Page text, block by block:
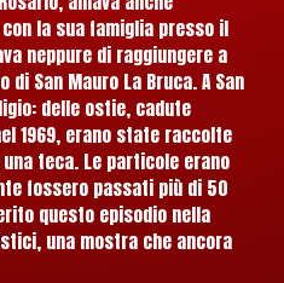
la sua famiglia presso il
neppure di raggiungere a
San Mauro La Bruca. A San
delle ostie, cadute
1969, erano state raccolte
teca. Le particole erano
fossero passati più di 50
questo episodio nella
una mostra che ancora